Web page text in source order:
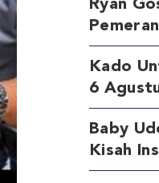
Ryan
Kado
6
Baby
Kisah